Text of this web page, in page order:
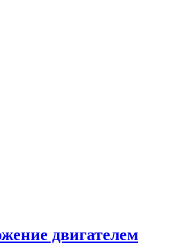
двигателем